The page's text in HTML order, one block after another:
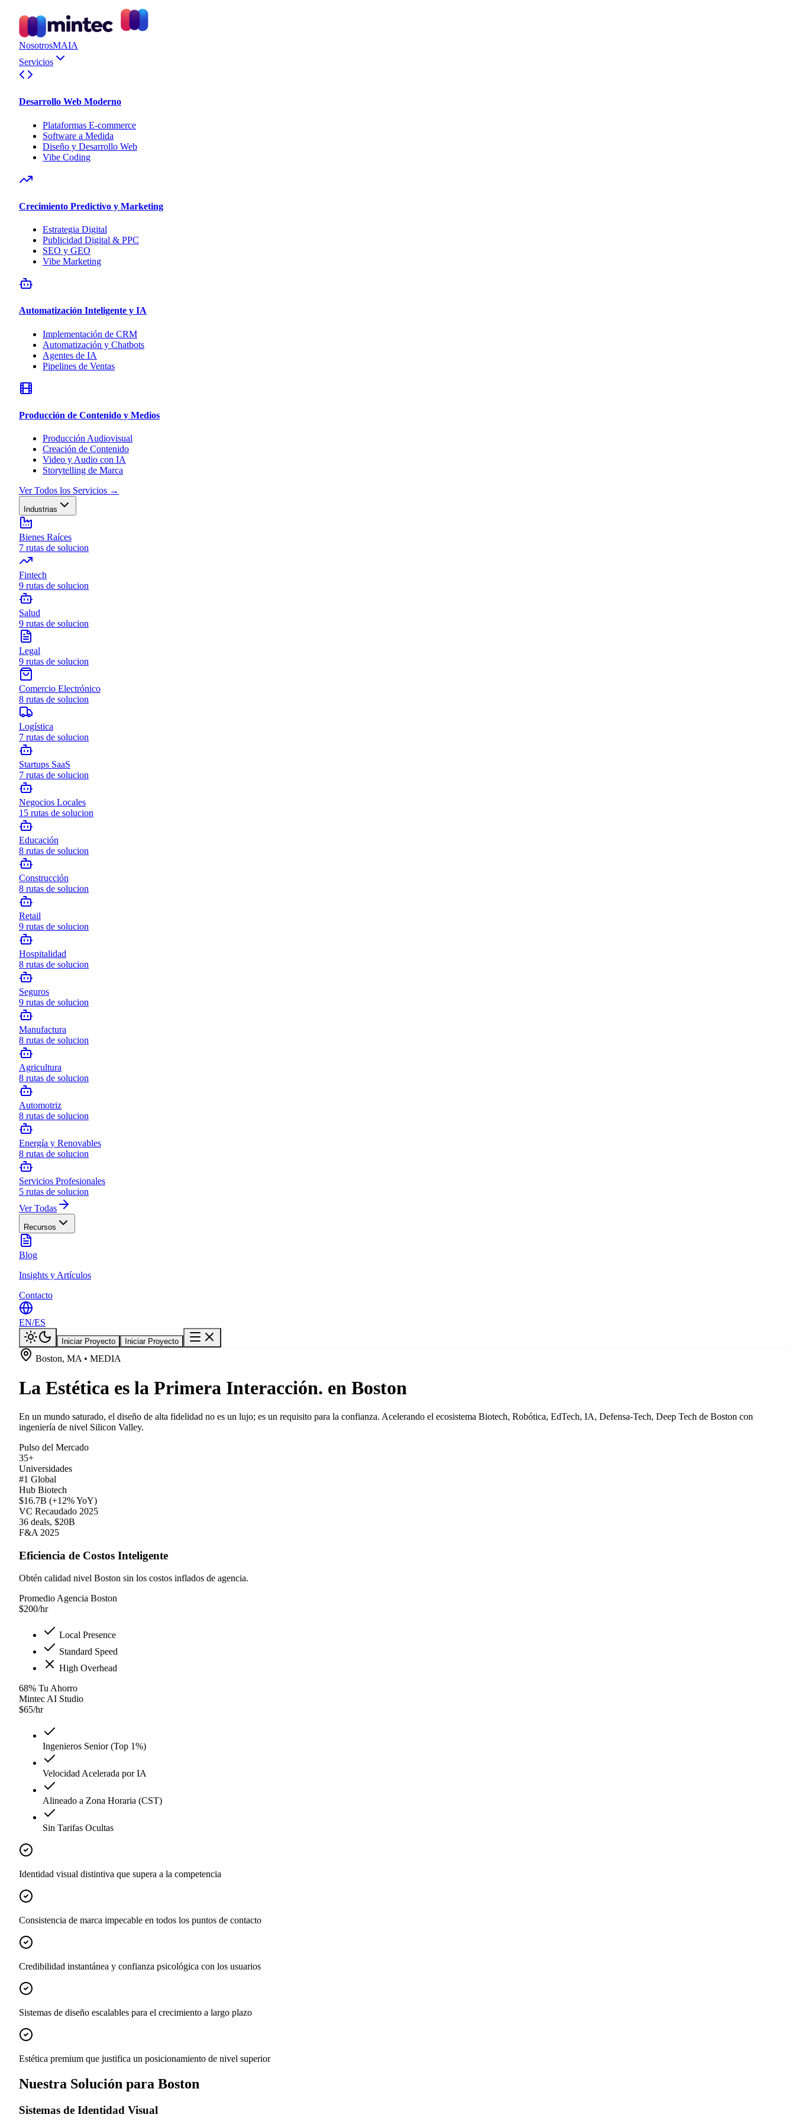
NosotrosMAIA
Servicios
Desarrollo Web Moderno
Plataformas E-commerce
Software a Medida
Diseño y Desarrollo Web
Vibe Coding
Crecimiento Predictivo y Marketing
Estrategia Digital
Publicidad Digital & PPC
SEO y GEO
Vibe Marketing
Automatización Inteligente y IA
Implementación de CRM
Automatización y Chatbots
Agentes de IA
Pipelines de Ventas
Producción de Contenido y Medios
Producción Audiovisual
Creación de Contenido
Video y Audio con IA
Storytelling de Marca
Ver Todos los Servicios →
Industrias
Bienes Raíces
7 rutas de solucion
Fintech
9 rutas de solucion
Salud
9 rutas de solucion
Legal
9 rutas de solucion
Comercio Electrónico
8 rutas de solucion
Logística
7 rutas de solucion
Startups SaaS
7 rutas de solucion
Negocios Locales
15 rutas de solucion
Educación
8 rutas de solucion
Construcción
8 rutas de solucion
Retail
9 rutas de solucion
Hospitalidad
8 rutas de solucion
Seguros
9 rutas de solucion
Manufactura
8 rutas de solucion
Agricultura
8 rutas de solucion
Automotriz
8 rutas de solucion
Energía y Renovables
8 rutas de solucion
Servicios Profesionales
5 rutas de solucion
Ver Todas
Recursos
Blog
Insights y Artículos
Contacto
EN/ES
Iniciar Proyecto Iniciar Proyecto
Boston, MA • MEDIA
La Estética es la Primera Interacción. en Boston
En un mundo saturado, el diseño de alta fidelidad no es un lujo; es un requisito para la confianza. Acelerando el ecosistema Biotech, Robótica, EdTech, IA, Defensa-Tech, Deep Tech de Boston con
ingeniería de nivel Silicon Valley.
Pulso del Mercado
35+
Universidades
#1 Global
Hub Biotech
$16.7B (+12% YoY)
VC Recaudado 2025
36 deals, $20B
F&A 2025
Eficiencia de Costos Inteligente
Obtén calidad nivel Boston sin los costos inflados de agencia.
Promedio Agencia Boston
$200/hr
Local Presence
Standard Speed
High Overhead
68% Tu Ahorro
Mintec AI Studio
$65/hr
Ingenieros Senior (Top 1%)
Velocidad Acelerada por IA
Alineado a Zona Horaria (CST)
Sin Tarifas Ocultas
Identidad visual distintiva que supera a la competencia
Consistencia de marca impecable en todos los puntos de contacto
Credibilidad instantánea y confianza psicológica con los usuarios
Sistemas de diseño escalables para el crecimiento a largo plazo
Estética premium que justifica un posicionamiento de nivel superior
Nuestra Solución para Boston
Sistemas de Identidad Visual